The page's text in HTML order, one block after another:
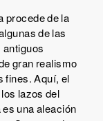
procede de la
de las
gran realismo
fines. Aquí, el
lazos del
una aleación